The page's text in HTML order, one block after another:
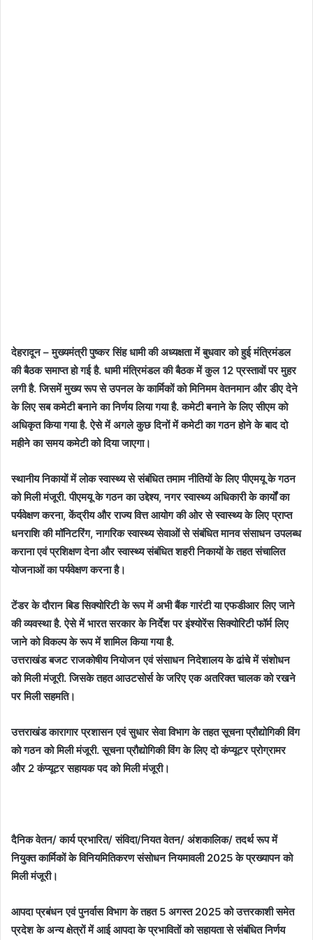
देहरादून – मुख्यमंत्री पुष्कर सिंह धामी की अध्यक्षता में बुधवार को हुई मंत्रिमंडल
की बैठक समाप्त हो गई है. धामी मंत्रिमंडल की बैठक में कुल 12 प्रस्तावों पर मुहर
लगी है. जिसमें मुख्य रूप से उपनल के कार्मिकों को मिनिमम वेतनमान और डीए देने
के लिए सब कमेटी बनाने का निर्णय लिया गया है. कमेटी बनाने के लिए सीएम को
अधिकृत किया गया है. ऐसे में अगले कुछ दिनों में कमेटी का गठन होने के बाद दो
महीने का समय कमेटी को दिया जाएगा।
स्थानीय निकायों में लोक स्वास्थ्य से संबंधित तमाम नीतियों के लिए पीएमयू के गठन
को मिली मंजूरी. पीएमयू के गठन का उद्देश्य, नगर स्वास्थ्य अधिकारी के कार्यों का
पर्यवेक्षण करना, केंद्रीय और राज्य वित्त आयोग की ओर से स्वास्थ्य के लिए प्राप्त
धनराशि की मॉनिटरिंग, नागरिक स्वास्थ्य सेवाओं से संबंधित मानव संसाधन उपलब्ध
कराना एवं प्रशिक्षण देना और स्वास्थ्य संबंधित शहरी निकायों के तहत संचालित
योजनाओं का पर्यवेक्षण करना है।
टेंडर के दौरान बिड सिक्योरिटी के रूप में अभी बैंक गारंटी या एफडीआर लिए जाने
की व्यवस्था है. ऐसे में भारत सरकार के निर्देश पर इंश्योरेंस सिक्योरिटी फॉर्म लिए
जाने को विकल्प के रूप में शामिल किया गया है.
उत्तराखंड बजट राजकोषीय नियोजन एवं संसाधन निदेशालय के ढांचे में संशोधन
को मिली मंजूरी. जिसके तहत आउटसोर्स के जरिए एक अतरिक्त चालक को रखने
पर मिली सहमति।
उत्तराखंड कारागार प्रशासन एवं सुधार सेवा विभाग के तहत सूचना प्रौद्योगिकी विंग
को गठन को मिली मंजूरी. सूचना प्रौद्योगिकी विंग के लिए दो कंप्यूटर प्रोग्रामर
और 2 कंप्यूटर सहायक पद को मिली मंजूरी।
दैनिक वेतन/ कार्य प्रभारित/ संविदा/नियत वेतन/ अंशकालिक/ तदर्थ रूप में
नियुक्त कार्मिकों के विनियमितिकरण संसोधन नियमावली 2025 के प्रख्यापन को
मिली मंजूरी।
आपदा प्रबंधन एवं पुनर्वास विभाग के तहत 5 अगस्त 2025 को उत्तरकाशी समेत
प्रदेश के अन्य क्षेत्रों में आई आपदा के प्रभावितों को सहायता से संबंधित निर्णय